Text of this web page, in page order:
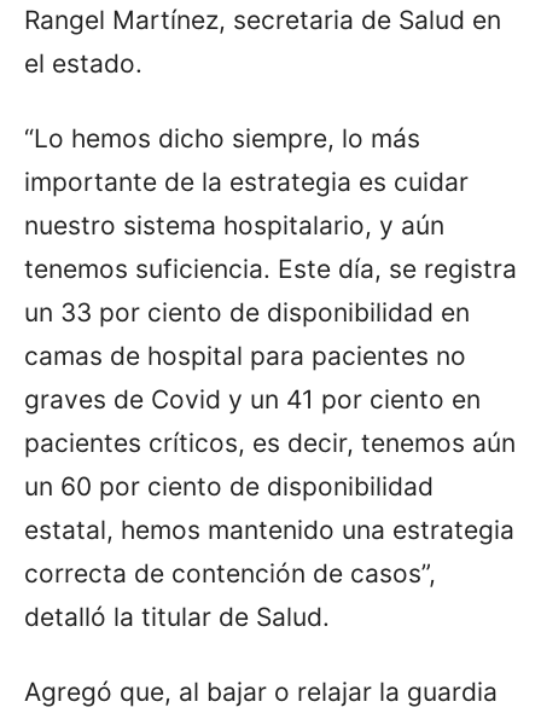
Rangel Martínez, secretaria de Salud en
el estado.
“Lo hemos dicho siempre, lo más
importante de la estrategia es cuidar
nuestro sistema hospitalario, y aún
tenemos suficiencia. Este día, se registra
un 33 por ciento de disponibilidad en
camas de hospital para pacientes no
graves de Covid y un 41 por ciento en
pacientes críticos, es decir, tenemos aún
un 60 por ciento de disponibilidad
estatal, hemos mantenido una estrategia
correcta de contención de casos”,
detalló la titular de Salud.
Agregó que, al bajar o relajar la guardia